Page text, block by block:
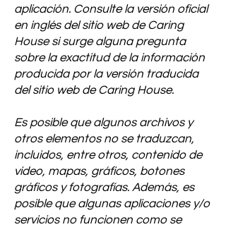
aplicación. Consulte la versión oficial
en inglés del sitio web de Caring
House si surge alguna pregunta
sobre la exactitud de la información
producida por la versión traducida
del sitio web de Caring House.
Es posible que algunos archivos y
otros elementos no se traduzcan,
incluidos, entre otros, contenido de
video, mapas, gráficos, botones
gráficos y fotografías. Además, es
posible que algunas aplicaciones y/o
servicios no funcionen como se